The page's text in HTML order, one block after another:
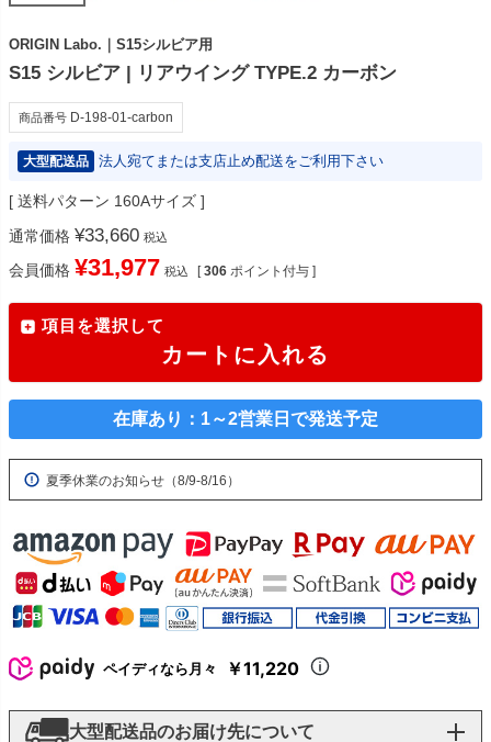
ORIGIN Labo.｜S15シルビア用
S15 シルビア | リアウイング TYPE.2 カーボン
商品番号 D-198-01-carbon
大型配送品 法人宛てまたは支店止め配送をご利用下さい
送料パターン 160Aサイズ
通常価格 ¥33,660 税込
会員価格 ¥31,977 税込 [ 306 ポイント付与 ]
項目を選択して
カートに入れる
在庫あり：1～2営業日で発送予定
夏季休業のお知らせ（8/9-8/16）
ペイディなら月々 ￥11,220
大型配送品のお届け先について